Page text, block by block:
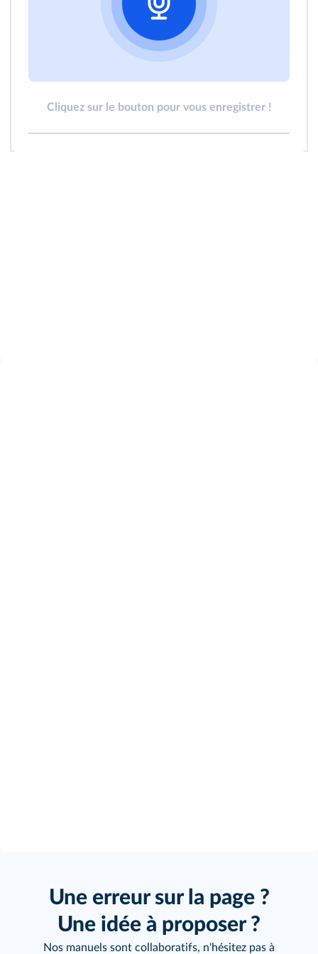
Cliquez sur le bouton pour vous enregistrer !
Une erreur sur la page ?
Une idée à proposer ?
Nos manuels sont collaboratifs, n'hésitez pas à